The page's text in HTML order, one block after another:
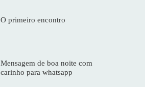
O primeiro encontro
Mensagem de boa noite com
carinho para whatsapp